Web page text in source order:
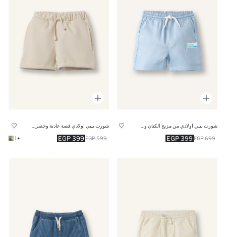
399 EGP 699 EGP
399 EGP 599 EGP
+1